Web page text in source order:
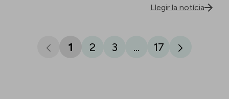
Llegir la notícia
1 2 3 ... 17